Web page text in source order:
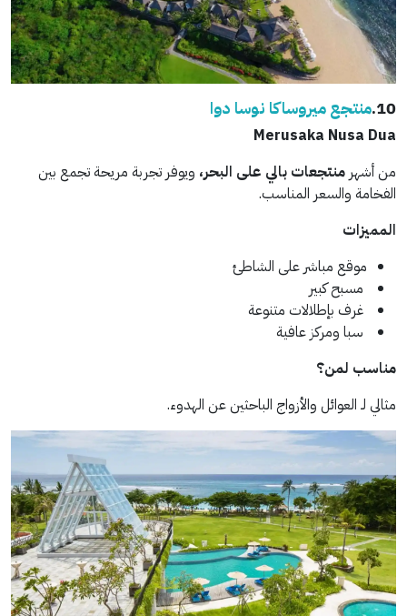
10. منتجع ميروساكا نوسا دوا
Merusaka Nusa Dua
من أشهر منتجعات بالي على البحر، ويوفر تجربة مريحة تجمع بين
الفخامة والسعر المناسب.
المميزات
موقع مباشر على الشاطئ
مسبح كبير
غرف بإطلالات متنوعة
سبا ومركز عافية
مناسب لمن؟
مثالي لـ العوائل والأزواج الباحثين عن الهدوء.